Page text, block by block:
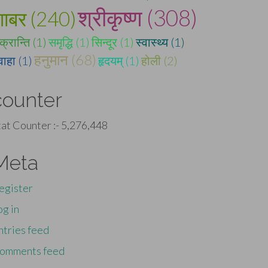
(240)श्रीकृष्ण (308)
(1) समृद्धि (1) सिन्दूर (1) स्वास्थ्य (1)
(1) हनुमान (68) हृदयम् (1) होली (2)
Counter :- 5,276,448
in
feed
feed